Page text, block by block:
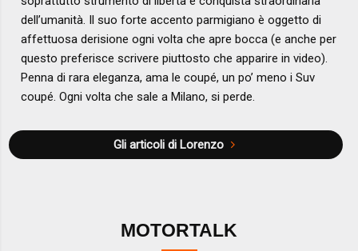
dell’umanità. Il suo forte accento parmigiano è oggetto di
affettuosa derisione ogni volta che apre bocca (e anche per
questo preferisce scrivere piuttosto che apparire in video).
Penna di rara eleganza, ama le coupé, un po’ meno i Suv
coupé. Ogni volta che sale a Milano, si perde.
Gli articoli di Lorenzo
MOTORTALK